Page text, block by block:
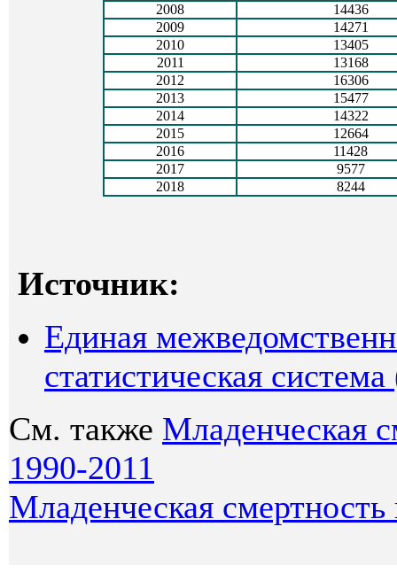
2008
14436
2009
14271
2010
13405
2011
13168
2012
16306
2013
15477
2014
14322
2015
12664
2016
11428
2017
9577
2018
8244
Источник:
Единая
статистическая
См. также Младенческая
1990-2011
Младенческая